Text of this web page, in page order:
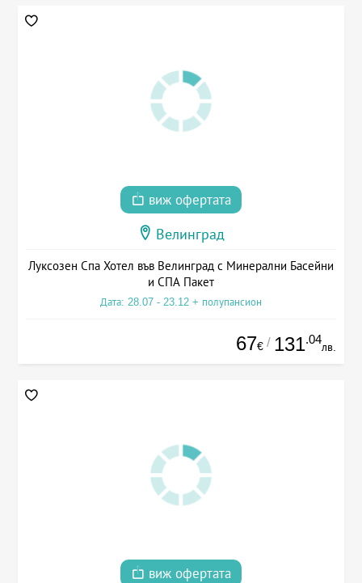
виж офертата
Велинград
Луксозен Спа Хотел във Велинград с Минерални Басейни
и СПА Пакет
Дата: 28.07 - 23.12 + полупансион
67€ / 131.04
лв.
виж офертата